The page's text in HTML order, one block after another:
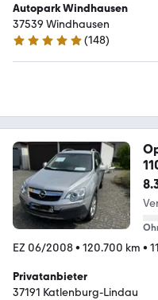
Autopark Windhausen
37539 Windhausen
5 Sterne
(148)
EZ 06/2008• 120.700 km •
Privatanbieter
37191 Katlenburg-Lindau